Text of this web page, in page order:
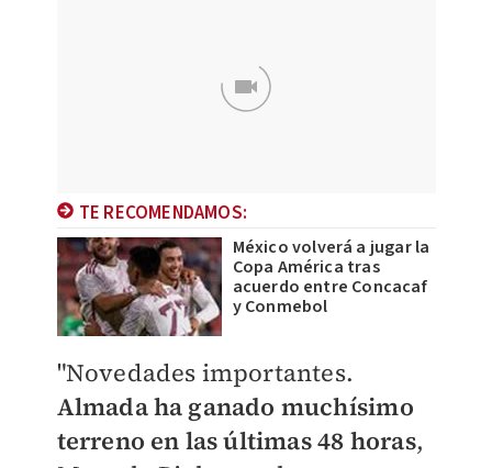
TE RECOMENDAMOS:
México volverá a jugar la
Copa América tras
acuerdo entre Concacaf
y Conmebol
"Novedades importantes.
Almada ha ganado muchísimo
terreno en las últimas 48 horas,